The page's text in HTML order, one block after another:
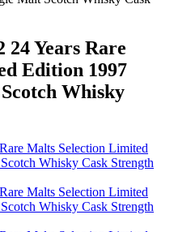
24 Years Rare
Edition 1997
Whisky